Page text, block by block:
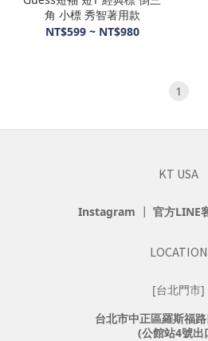
角 小標 秀智著用款
NT$599 ~ NT$980
1
KT USA
Instagram ┃ 官方LINE
LOCATION
[台北門市]
台北市中正區羅斯福
(公館站4號出